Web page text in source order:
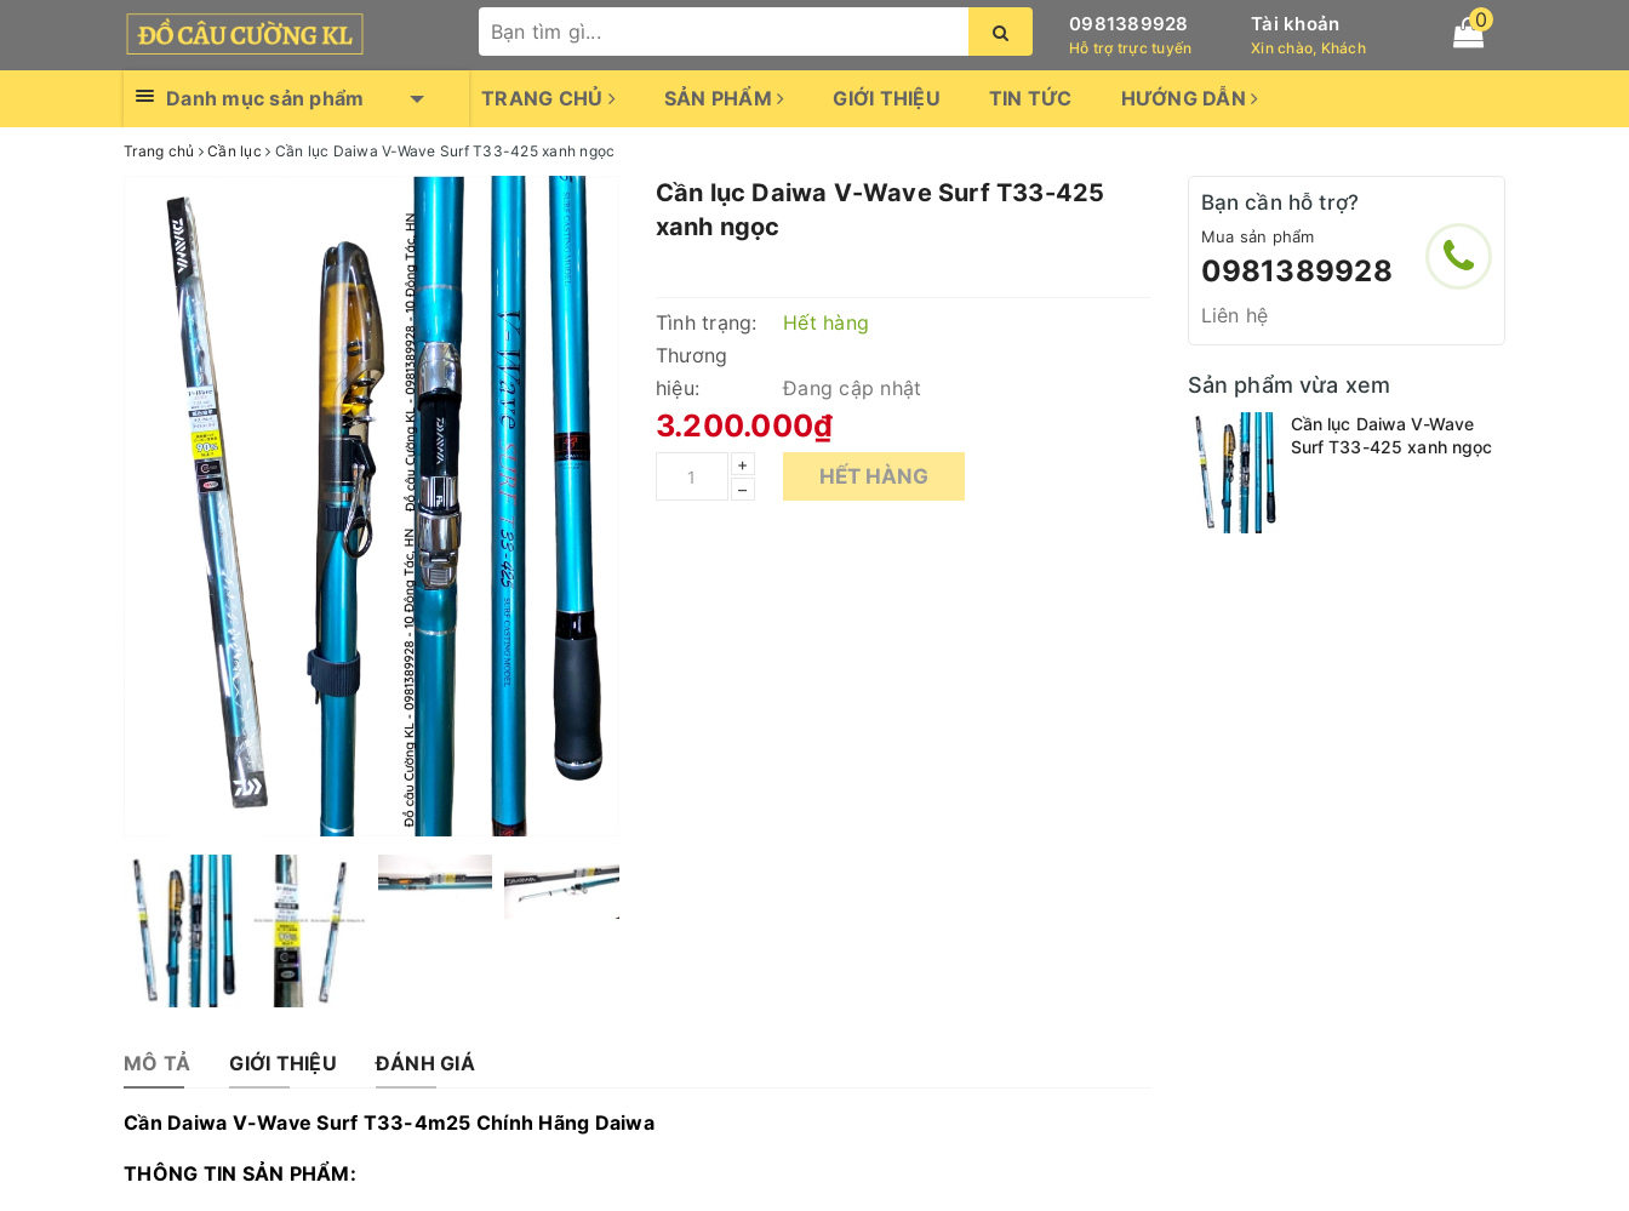
0981389928
Hỗ trợ trực tuyến
Tài khoản
Xin chào, Khách
0
Danh mục sản phẩm TRANG CHỦ SẢN PHẨM GIỚI THIỆU TIN TỨC HƯỚNG DẪN
Trang chủ Cần lục Cần lục Daiwa V-Wave Surf T33-425 xanh ngọc
Cần lục Daiwa V-Wave Surf T33-425
xanh ngọc
Tình trạng:
Hết hàng
Thương
hiệu:
Đang cập nhật
3.200.000₫
+
–
HẾT HÀNG
MÔ TẢ GIỚI THIỆU ĐÁNH GIÁ
Cần Daiwa V-Wave Surf T33-4m25 Chính Hãng Daiwa
THÔNG TIN SẢN PHẨM:
Bạn cần hỗ trợ?
Mua sản phẩm
0981389928
Liên hệ
Sản phẩm vừa xem
Cần lục Daiwa V-Wave
Surf T33-425 xanh ngọc